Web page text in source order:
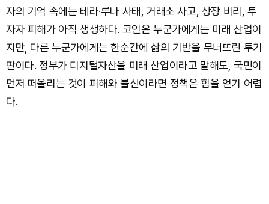
자의 기억 속에는 테라·루나 사태, 거래소 사고, 상장 비리, 투
자자 피해가 아직 생생하다. 코인은 누군가에게는 미래 산업이
지만, 다른 누군가에게는 한순간에 삶의 기반을 무너뜨린 투기
판이다. 정부가 디지털자산을 미래 산업이라고 말해도, 국민이
먼저 떠올리는 것이 피해와 불신이라면 정책은 힘을 얻기 어렵
다.